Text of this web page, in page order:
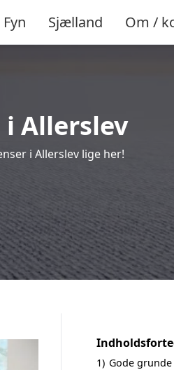
Fyn Sjælland Om /
Allerslev
i Allerslev lige her!
1) Gode